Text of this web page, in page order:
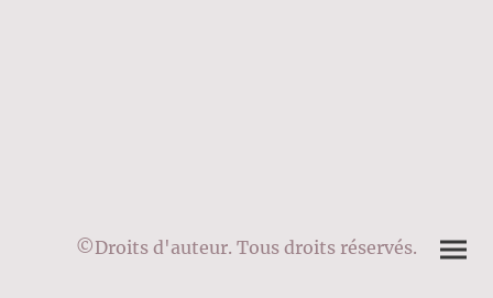
©Droits d'auteur. Tous droits réservés.